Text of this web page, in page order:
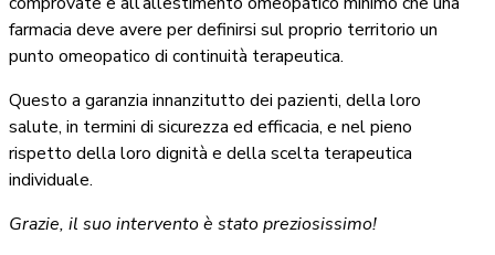
farmacia deve avere per definirsi sul proprio territorio un
punto omeopatico di continuità terapeutica.
Questo a garanzia innanzitutto dei pazienti, della loro
salute, in termini di sicurezza ed efficacia, e nel pieno
rispetto della loro dignità e della scelta terapeutica
individuale.
Grazie, il suo intervento è stato preziosissimo!